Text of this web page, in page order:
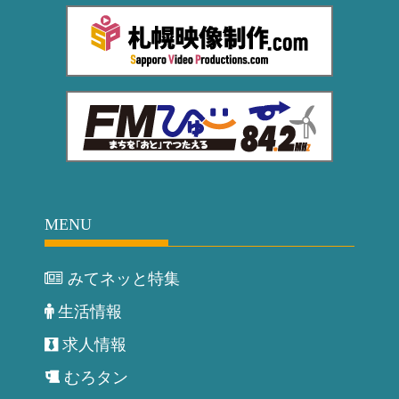
MENU
みてネッと特集
生活情報
求人情報
むろタン